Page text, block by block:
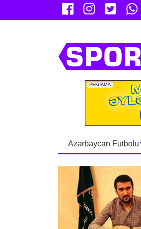
Azərbaycan Futbolu